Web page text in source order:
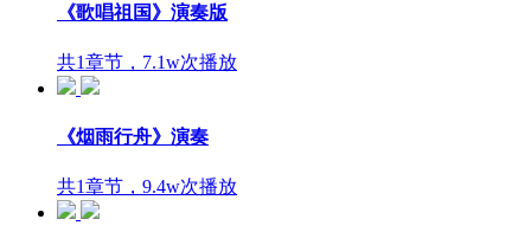
《歌唱祖国》演奏版
共1章节，7.1w次播放
《烟雨行舟》演奏
共1章节，9.4w次播放